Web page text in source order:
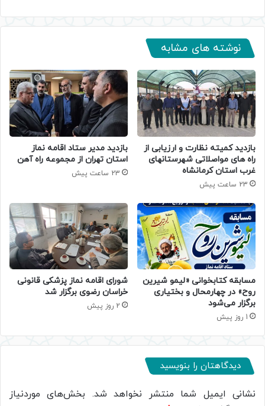
نوشته های مشابه
بازدید کمیته نظارت و ارزیابی از
راه های مواصلاتی شهرستانهای
غرب استان کرمانشاه
23 ساعت پیش
بازدید مدیر ستاد اقامه نماز
استان تهران از مجموعه راه آهن
23 ساعت پیش
مسابقه کتابخوانی «لیمو شیرین
روح» در چهارمحال و بختیاری
برگزار می‌شود
1 روز پیش
شورای اقامه نماز پزشکی قانونی
خراسان رضوی برگزار شد
2 روز پیش
دیدگاهتان را بنویسید
نشانی ایمیل شما منتشر نخواهد شد. بخش‌های موردنیاز